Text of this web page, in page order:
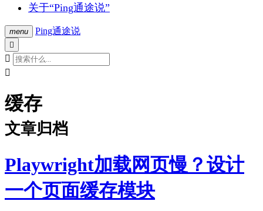
关于“Ping通途说”
menu Ping通途说



缓存
文章归档
Playwright加载网页慢？设计
一个页面缓存模块